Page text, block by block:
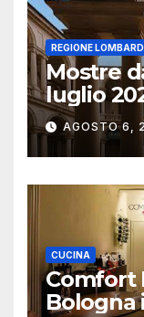
REGIONE
Mostre
luglio
AGOSTO 6,
CUCINA
Comfort
Bologna